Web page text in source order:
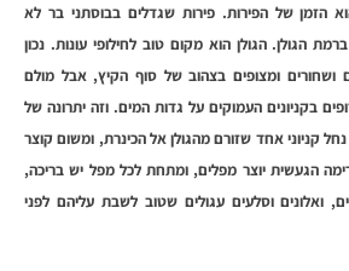
הזמן של הפירות. פירות שגדלים בבוסתני בר לא
הגולן. הגולן הוא מקום טוב לחילופי עונות. נכון
ושחורים ומצופים בצהוב של סוף הקיץ, אבל מולם
בקניונים העמוקים על גדות המים. וזה יתרונה של
קניוני אחד שזורם מהגולן אל הכינרת, ומשום קוצר
הגעשית יוצר מפלים, ומתחת לכל מפל יש בריכה,
ואלונים וסלעים עגולים שטוב לשבת עליהם לפני